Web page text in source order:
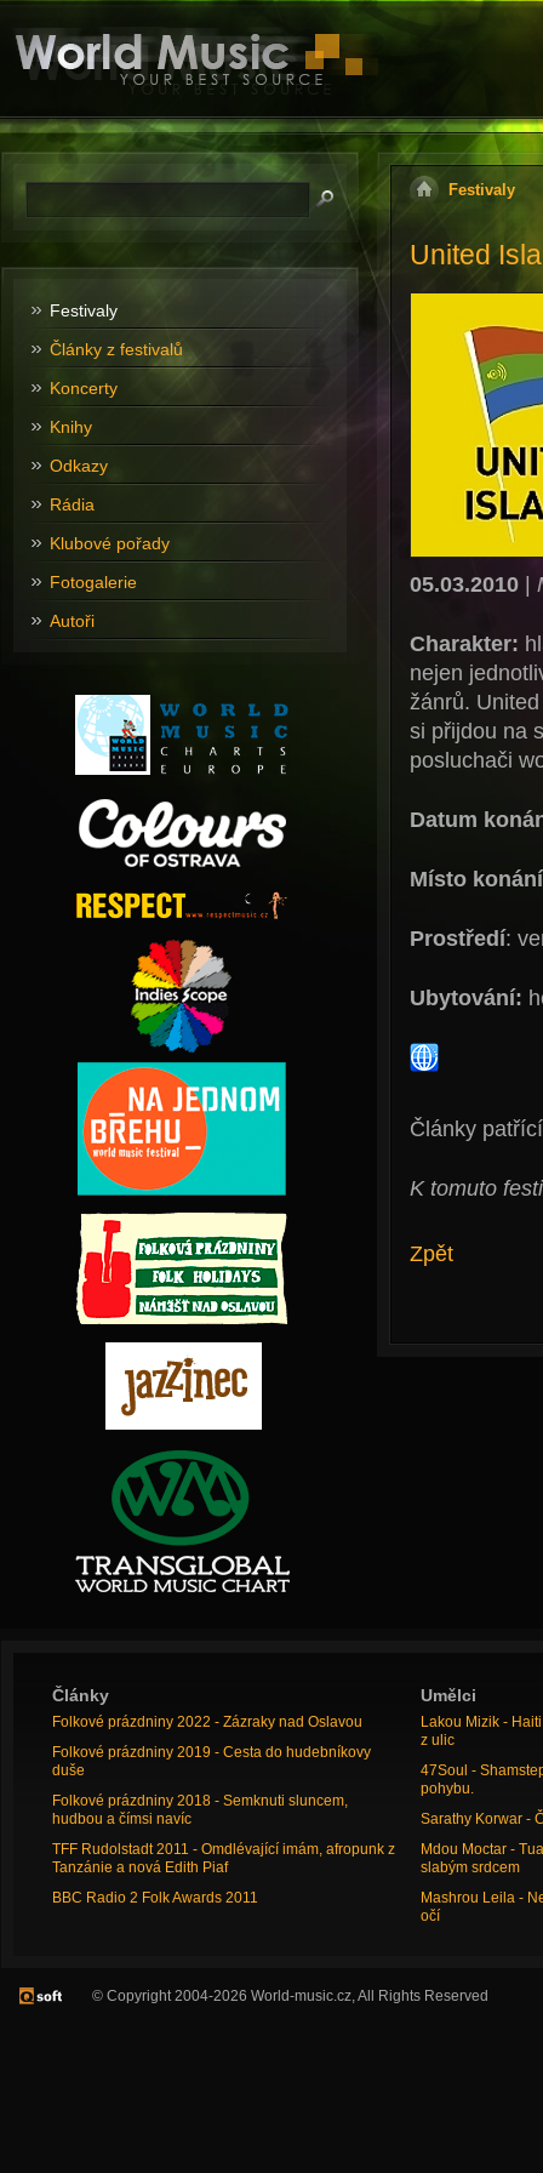
Festivaly
United
05.03.2010|
Charakter:
nejen
žánrů.
si přijdou na
posluchači
Datum
Místo konání
Prostředí:
Ubytování:
Články
K tomuto
Zpět
Festivaly
Články z festivalů
Koncerty
Knihy
Odkazy
Rádia
Klubové pořady
Fotogalerie
Autoři
Články
Folkové prázdniny 2022 - Zázraky nad Oslavou
Folkové prázdniny 2019 - Cesta do hudebníkovy
duše
Folkové prázdniny 2018 - Semknuti sluncem,
hudbou a čímsi navíc
TFF Rudolstadt 2011 - Omdlévající imám, afropunk z
Tanzánie a nová Edith Piaf
BBC Radio 2 Folk Awards 2011
Umělci
Lakou Mizik -
z ulic
47Soul -
pohybu.
Sarathy Korwar -
Mdou Moctar -
slabým srdcem
Mashrou Leila -
očí
© Copyright 2004-2026 World-music.cz, All Rights Reserved